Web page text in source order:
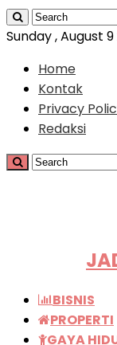
Sunday , August
Home
Kontak
Privacy
Redaksi
BISNIS
PROPERTI
GAYA